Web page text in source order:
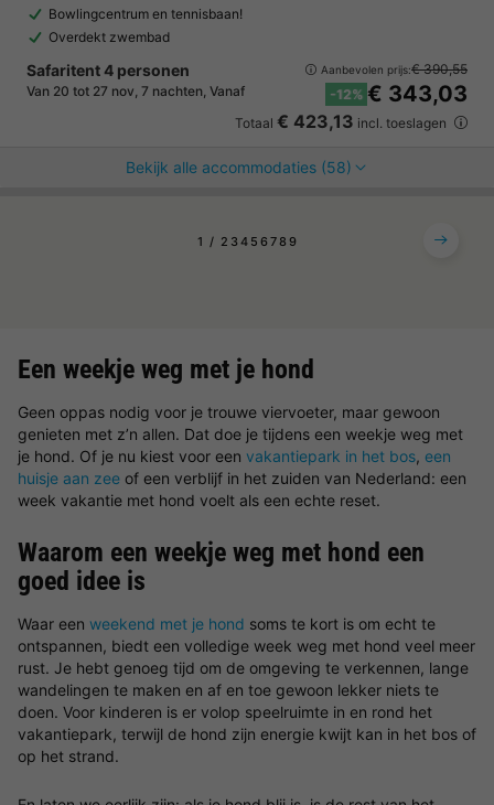
Bowlingcentrum en tennisbaan!
Overdekt zwembad
Safaritent 4 personen
Van 20 tot 27 nov, 7 nachten, Vanaf
Aanbevolen prijs:€ 390,55
-12% € 343,03
Totaal € 423,13 incl. toeslagen
Bekijk alle accommodaties (58)
1 2 3 4 5 67 8 9
Een weekje weg met je hond
Geen oppas nodig voor je trouwe viervoeter, maar gewoon
genieten met z’n allen. Dat doe je tijdens een weekje weg met
je hond. Of je nu kiest voor een vakantiepark in het bos, een
huisje aan zee of een verblijf in het zuiden van Nederland: een
week vakantie met hond voelt als een echte reset.
Waarom een weekje weg met hond een
goed idee is
Waar een weekend met je hond soms te kort is om echt te
ontspannen, biedt een volledige week weg met hond veel meer
rust. Je hebt genoeg tijd om de omgeving te verkennen, lange
wandelingen te maken en af en toe gewoon lekker niets te
doen. Voor kinderen is er volop speelruimte in en rond het
vakantiepark, terwijl de hond zijn energie kwijt kan in het bos of
op het strand.